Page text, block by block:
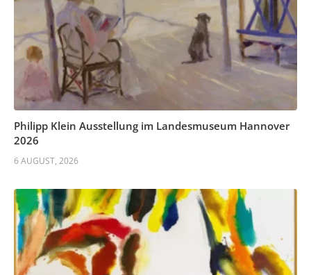
Philipp Klein Ausstellung im Landesmuseum Hannover
2026
6 AUGUST, 2026